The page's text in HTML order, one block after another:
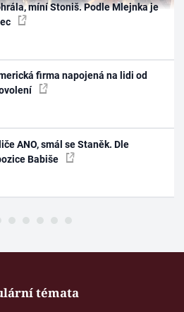
míní Stoniš. Podle Mlejnka je
firma napojená na lidi od
ANO, smál se Staněk. Dle
Babiše
témata